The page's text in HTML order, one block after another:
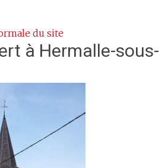
du site
à Hermalle-sous-